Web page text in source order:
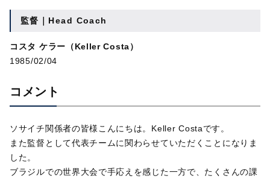
監督｜Head Coach
コスタ ケラー（Keller Costa）
1985/02/04
コメント
ソサイチ関係者の皆様こんにちは。Keller Costaです。
また監督として代表チームに関わらせていただくことになりま
した。
ブラジルでの世界大会で手応えを感じた一方で、たくさんの課